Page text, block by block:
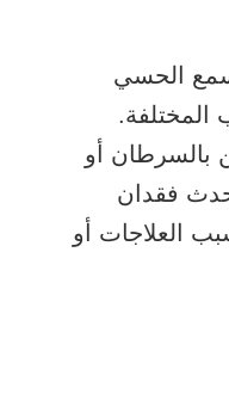
الحسي
المختلفة.
بالسرطان أو
فقدان
العلاجات أو